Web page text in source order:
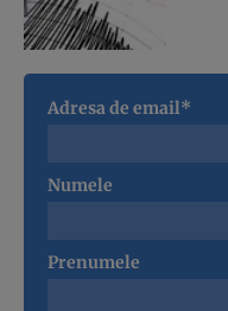
Adresa de email*
Numele
Prenumele